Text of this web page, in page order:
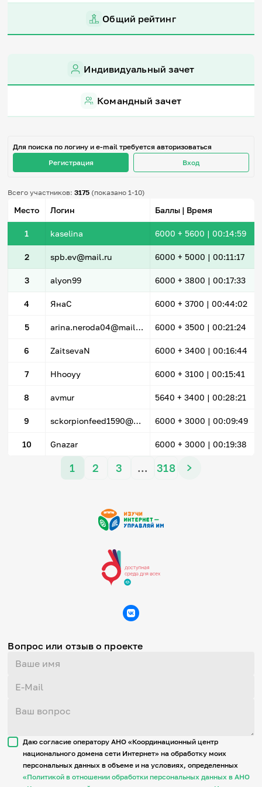
Игры и тренажеры
Игра «Знания»
Настолка
Стихи
Школа наставников
Секреты кода
English
Регистрация Вход
Задать вопрос
Общий рейтинг
Индивидуальный зачет
Командный зачет
Для поиска по логину и e-mail требуется авторизоваться
Регистрация
Вход
Всего участников:3175 (показано 1-10)
Место Логин Баллы | Время
1 kaselina 6000 + 5600 | 00:14:59
2 spb.ev@mail.ru 6000 + 5000 | 00:11:17
3 alyon99 6000 + 3800 | 00:17:33
4 ЯнаС 6000 + 3700 | 00:44:02
5 arina.neroda04@mail.ru 6000 + 3500 | 00:21:24
6 ZaitsevaN 6000 + 3400 | 00:16:44
7 Hhooyy 6000 + 3100 | 00:15:41
8 avmur 5640 + 3400 | 00:28:21
9 sckorpionfeed1590@mail.ru 6000 + 3000 | 00:09:49
10 Gnazar 6000 + 3000 | 00:19:38
1 2 3 … 318
Вопрос или отзыв о проекте
Даю согласие оператору АНО «Координационный центр
национального домена сети Интернет» на обработку моих
персональных данных в объеме и на условиях, определенных
«Политикой в отношении обработки персональных данных в АНО